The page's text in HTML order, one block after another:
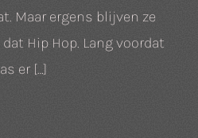
Maar ergens blijven ze
Hip Hop. Lang voordat
er […]